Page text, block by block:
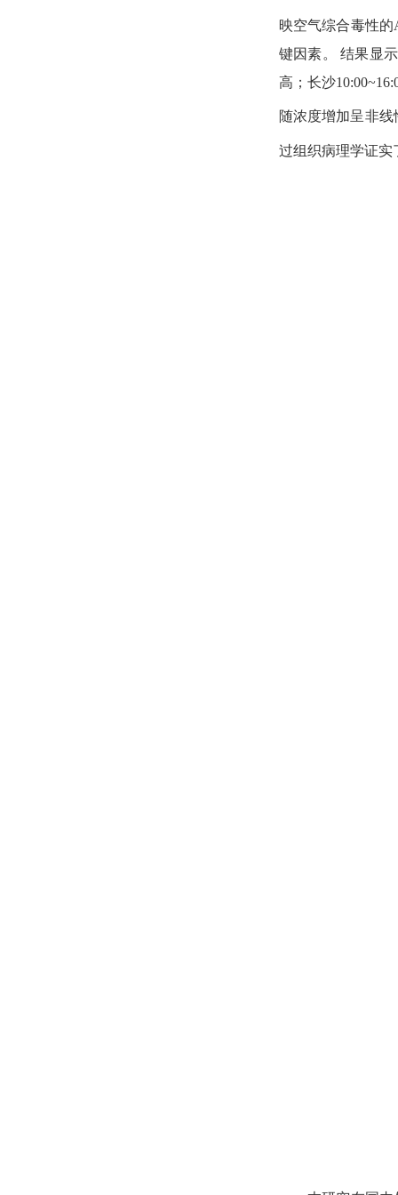
映空气综合毒性的
键因素。
结果显
高 ；长沙
随浓度增加呈非
过组织病理学证实